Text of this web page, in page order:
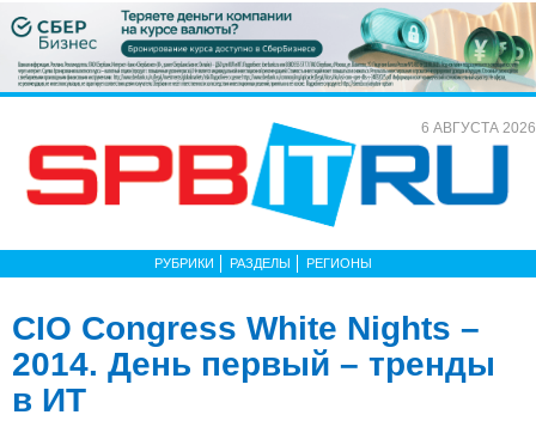
6 АВГУСТА 2026
РУБРИКИ РАЗДЕЛЫ РЕГИОНЫ
CIO Congress White Nights –
2014. День первый – тренды
в ИТ